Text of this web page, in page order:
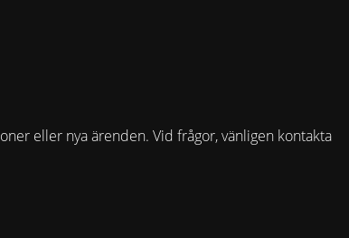
eller nya ärenden. Vid frågor, vänligen kontakta